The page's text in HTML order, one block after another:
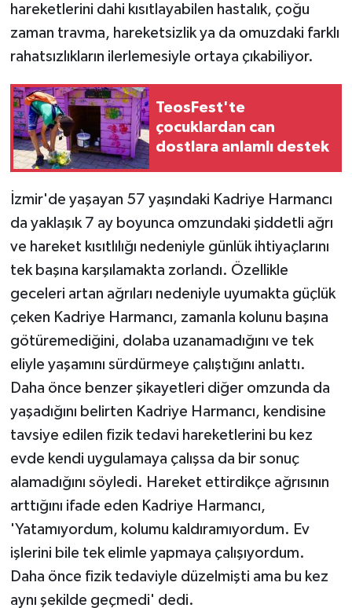
hareketlerini dahi kısıtlayabilen hastalık, çoğu
zaman travma, hareketsizlik ya da omuzdaki farklı
rahatsızlıkların ilerlemesiyle ortaya çıkabiliyor.
TeosFest'te
çocuklardan can
dostlara anlamlı destek
İzmir'de yaşayan 57 yaşındaki Kadriye Harmancı
da yaklaşık 7 ay boyunca omzundaki şiddetli ağrı
ve hareket kısıtlılığı nedeniyle günlük ihtiyaçlarını
tek başına karşılamakta zorlandı. Özellikle
geceleri artan ağrıları nedeniyle uyumakta güçlük
çeken Kadriye Harmancı, zamanla kolunu başına
götüremediğini, dolaba uzanamadığını ve tek
eliyle yaşamını sürdürmeye çalıştığını anlattı.
Daha önce benzer şikayetleri diğer omzunda da
yaşadığını belirten Kadriye Harmancı, kendisine
tavsiye edilen fizik tedavi hareketlerini bu kez
evde kendi uygulamaya çalışsa da bir sonuç
alamadığını söyledi. Hareket ettirdikçe ağrısının
arttığını ifade eden Kadriye Harmancı,
'Yatamıyordum, kolumu kaldıramıyordum. Ev
işlerini bile tek elimle yapmaya çalışıyordum.
Daha önce fizik tedaviyle düzelmişti ama bu kez
aynı şekilde geçmedi' dedi.